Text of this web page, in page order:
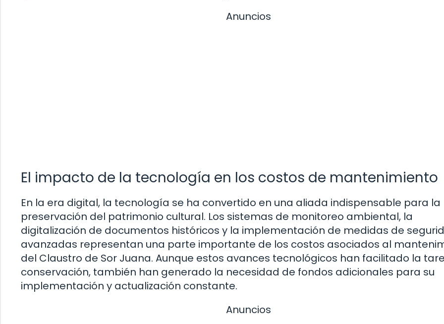
Anuncios
El impacto de la tecnología en los costos de mantenimiento
En la era digital, la tecnología se ha convertido en una aliada indispensable para la
preservación del patrimonio cultural. Los sistemas de monitoreo ambiental, la
digitalización de documentos históricos y la implementación de medidas de
avanzadas representan una parte importante de los costos asociados al
del Claustro de Sor Juana. Aunque estos avances tecnológicos han facilitado la
conservación, también han generado la necesidad de fondos adicionales para su
implementación y actualización constante.
Anuncios